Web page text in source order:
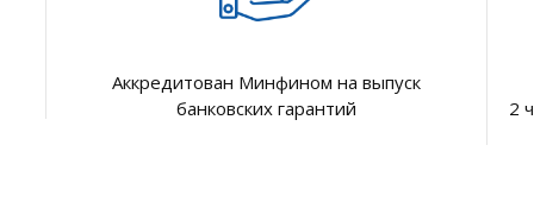
Аккредитован Минфином на выпуск
банковских гарантий
2